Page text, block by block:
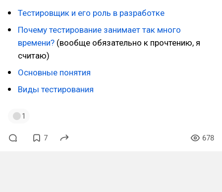
Тестировщик и его роль в разработке
Почему тестирование занимает так много
времени? (вообще обязательно к прочтению, я
считаю)
Основные понятия
Виды тестирования
1
7 678